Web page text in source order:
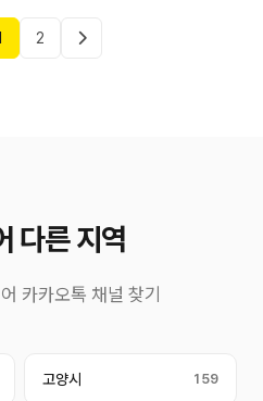
2
다른 지역
카카오톡 채널 찾기
고양시 159